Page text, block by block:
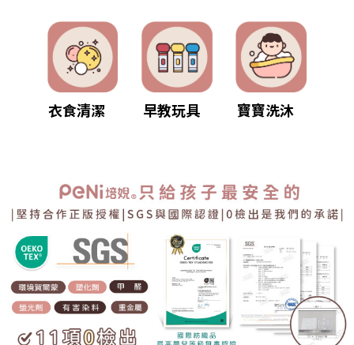
衣食清潔 早教玩具 寶寶洗沐